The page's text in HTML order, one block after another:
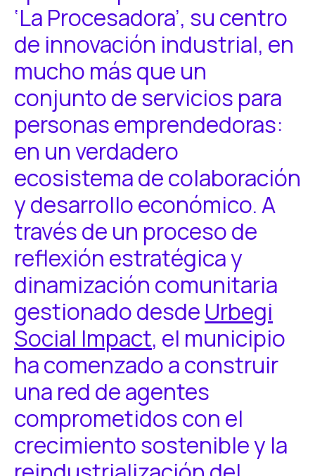
‘La Procesadora’, su centro
de innovación industrial, en
mucho más que un
conjunto de servicios para
personas emprendedoras:
en un verdadero
ecosistema de colaboración
y desarrollo económico. A
través de un proceso de
reflexión estratégica y
dinamización comunitaria
gestionado desde Urbegi
Social Impact, el municipio
ha comenzado a construir
una red de agentes
comprometidos con el
crecimiento sostenible y la